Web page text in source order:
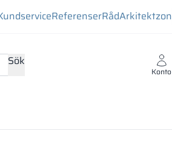
ReferenserRådArkitektzon
Sök
Konto